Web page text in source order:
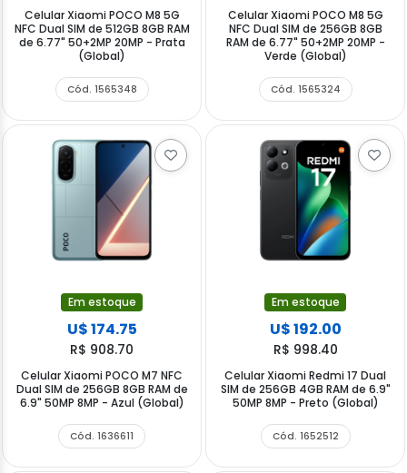
Celular Xiaomi POCO M8 5G
NFC Dual SIM de 512GB 8GB RAM
de 6.77" 50+2MP 20MP - Prata
(Global)
Cód. 1565348
Celular Xiaomi POCO M8 5G
NFC Dual SIM de 256GB 8GB
RAM de 6.77" 50+2MP 20MP -
Verde (Global)
Cód. 1565324
Em estoque
U$ 174.75
R$ 908.70
Celular Xiaomi POCO M7 NFC
Dual SIM de 256GB 8GB RAM de
6.9" 50MP 8MP - Azul (Global)
Cód. 1636611
Em estoque
U$ 192.00
R$ 998.40
Celular Xiaomi Redmi 17 Dual
SIM de 256GB 4GB RAM de 6.9"
50MP 8MP - Preto (Global)
Cód. 1652512